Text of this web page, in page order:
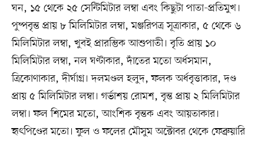
ঘন, ১৫ থেকে ২৫ সেন্টিমিটার লম্বা এবং কিছুটা পাতা-প্রতিমুখ।
পুষ্পবৃন্ত প্রায় ৮ মিলিমিটার লম্বা, মঞ্জরিপত্র সূত্রাকার, ৫ থেকে ৬
মিলিমিটার লম্বা, খুবই প্রারম্ভিক আশুপাতী। বৃতি প্রায় ১০
মিলিমিটার লম্বা, নল ঘণ্টাকার, দাঁতের মতো অর্ধসমান,
ত্রিকোণাকার, দীর্ঘাগ্র। দলমণ্ডল হলুদ, ফলক অর্ধবৃত্তাকার, দণ্ড
প্রায় ৫ মিলিমিটার লম্বা। গর্ভাশয় রোমশ, বৃন্ত প্রায় ২ মিলিমিটার
লম্বা। ফল শিমের মতো, আংশিক বৃন্তক এবং আয়তাকার।
হৃৎপিণ্ডের মতো। ফুল ও ফলের মৌসুম অক্টোবর থেকে ফেব্রুয়ারি